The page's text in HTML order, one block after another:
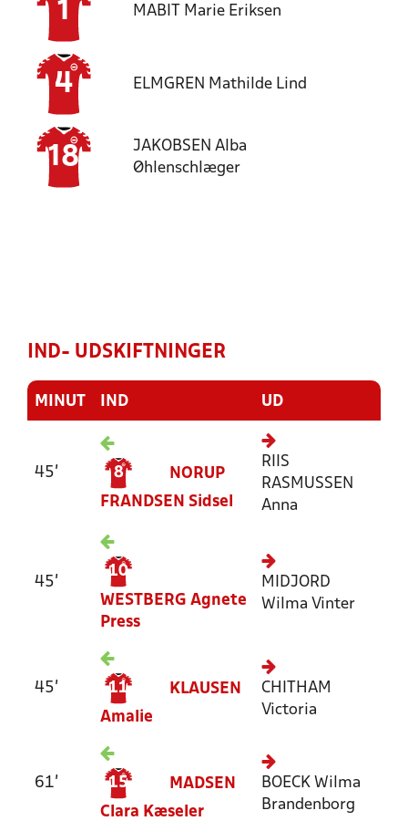
1 MABIT Marie Eriksen
4 ELMGREN Mathilde Lind
18 JAKOBSEN Alba
Øhlenschlæger
IND- UDSKIFTNINGER
MINUT IND UD
45' 8
NORUP
FRANDSEN Sidsel
RIIS
RASMUSSEN
Anna
45'
10
WESTBERG Agnete
Press
MIDJORD
Wilma Vinter
45' 11
KLAUSEN
Amalie
CHITHAM
Victoria
61' 15
MADSEN
Clara Kæseler
BOECK Wilma
Brandenborg